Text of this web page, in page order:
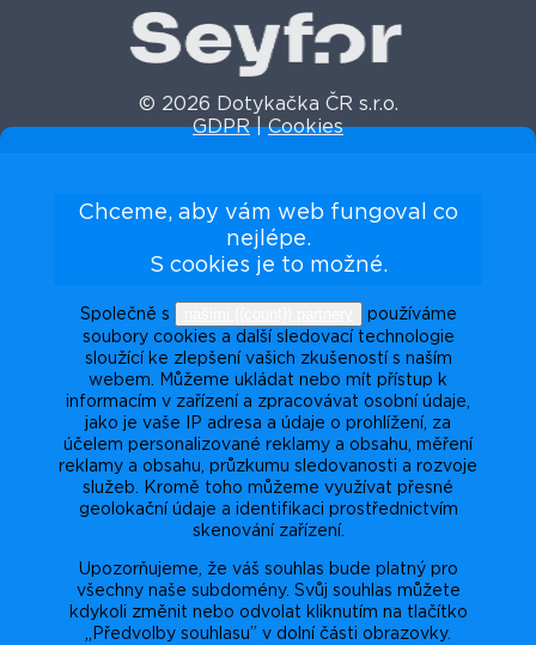
© 2026 Dotykačka ČR s.r.o.
GDPR|Cookies
Chceme, aby vám web fungoval co
nejlépe.
S cookies je to možné.
Společně s
používáme
soubory cookies a další sledovací technologie
sloužící ke zlepšení vašich zkušeností s naším
webem. Můžeme ukládat nebo mít přístup k
informacím v zařízení a zpracovávat osobní údaje,
jako je vaše IP adresa a údaje o prohlížení, za
účelem personalizované reklamy a obsahu, měření
reklamy a obsahu, průzkumu sledovanosti a rozvoje
služeb. Kromě toho můžeme využívat přesné
geolokační údaje a identifikaci prostřednictvím
skenování zařízení.
Upozorňujeme, že váš souhlas bude platný pro
všechny naše subdomény. Svůj souhlas můžete
kdykoli změnit nebo odvolat kliknutím na tlačítko
„Předvolby souhlasu” v dolní části obrazovky.